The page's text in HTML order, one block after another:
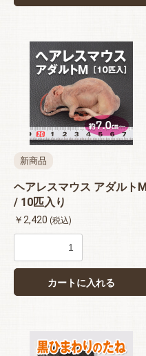
新商品
ヘアレスマウス アダルトM
/ 10匹入り
￥2,420 (税込)
カートに入れる